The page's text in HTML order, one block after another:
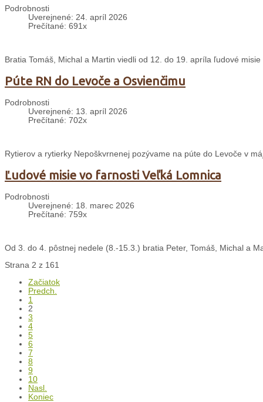
Podrobnosti
Uverejnené: 24. apríl 2026
Prečítané: 691x
Bratia Tomáš, Michal a Martin viedli od 12. do 19. apríla ľudové misie
Púte RN do Levoče a Osvienčimu
Podrobnosti
Uverejnené: 13. apríl 2026
Prečítané: 702x
Rytierov a rytierky Nepoškvrnenej pozývame na púte do Levoče v
Ľudové misie vo farnosti Veľká Lomnica
Podrobnosti
Uverejnené: 18. marec 2026
Prečítané: 759x
Od 3. do 4. pôstnej nedele (8.-15.3.) bratia Peter, Tomáš, Michal a
Strana 2 z 161
Začiatok
Predch.
1
2
3
4
5
6
7
8
9
10
Nasl.
Koniec